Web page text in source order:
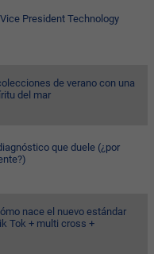
President Technology
de verano con una
del mar
que duele (¿por
nace el nuevo estándar
Tok + multi cross +